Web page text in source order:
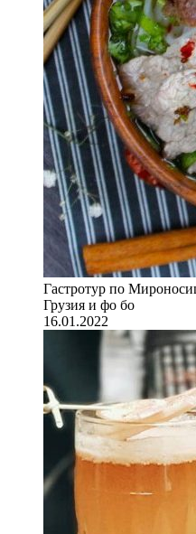
Гастротур по
Грузия и фо бо
16.01.2022